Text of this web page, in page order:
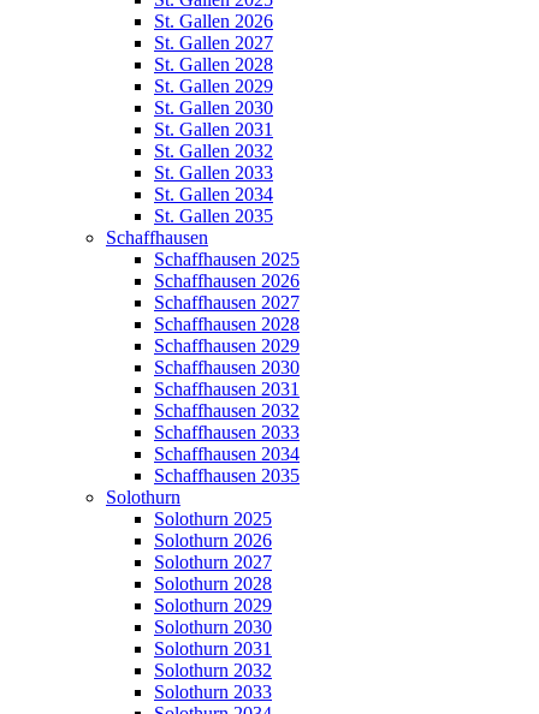
St. Gallen 2026
St. Gallen 2027
St. Gallen 2028
St. Gallen 2029
St. Gallen 2030
St. Gallen 2031
St. Gallen 2032
St. Gallen 2033
St. Gallen 2034
St. Gallen 2035
Schaffhausen
Schaffhausen 2025
Schaffhausen 2026
Schaffhausen 2027
Schaffhausen 2028
Schaffhausen 2029
Schaffhausen 2030
Schaffhausen 2031
Schaffhausen 2032
Schaffhausen 2033
Schaffhausen 2034
Schaffhausen 2035
Solothurn
Solothurn 2025
Solothurn 2026
Solothurn 2027
Solothurn 2028
Solothurn 2029
Solothurn 2030
Solothurn 2031
Solothurn 2032
Solothurn 2033